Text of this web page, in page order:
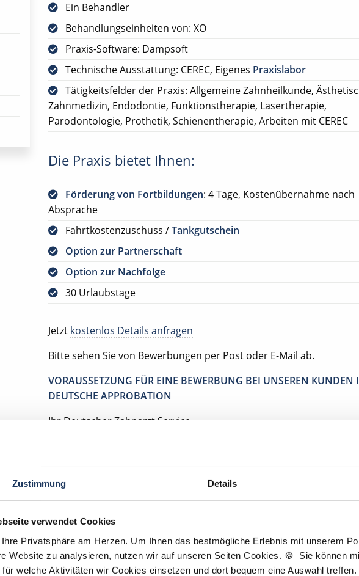
Zustimmung Details
verwendet Cookies
Privatsphäre am Herzen. Um Ihnen das bestmögliche Erlebnis mit unserem
Website zu analysieren, nutzen wir auf unseren Seiten Cookies. 🍪 Sie können
für welche Aktivitäten wir Cookies einsetzen und dort bequem eine Auswahl treffen.
Ein Behandler
Behandlungseinheiten von: XO
Praxis-Software: Dampsoft
Technische Ausstattung: CEREC, Eigenes Praxislabor
Tätigkeitsfelder der Praxis: Allgemeine Zahnheilkunde,
Zahnmedizin, Endodontie, Funktionstherapie, Lasertherapie,
Parodontologie, Prothetik, Schienentherapie, Arbeiten mit CEREC
Die Praxis bietet Ihnen:
Förderung von Fortbildungen: 4 Tage, Kostenübernahme nach
Absprache
Fahrtkostenzuschuss /Tankgutschein
Option zur Partnerschaft
Option zur Nachfolge
30 Urlaubstage
Jetzt kostenlos Details anfragen
Bitte sehen Sie von Bewerbungen per Post oder E-Mail ab.
VORAUSSETZUNG FÜR EINE BEWERBUNG BEI UNSEREN KUNDEN
DEUTSCHE APPROBATION
Ihr Deutscher Zahnarzt Service
Momentan interessieren sich7 BesucherfürStellenangebote alsZahnarzt.